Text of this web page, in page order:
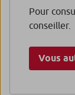
Pour
conseiller.
Vous